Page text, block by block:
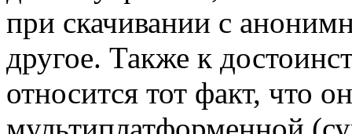
при скачивании с
другое. Также к
относится тот факт, что